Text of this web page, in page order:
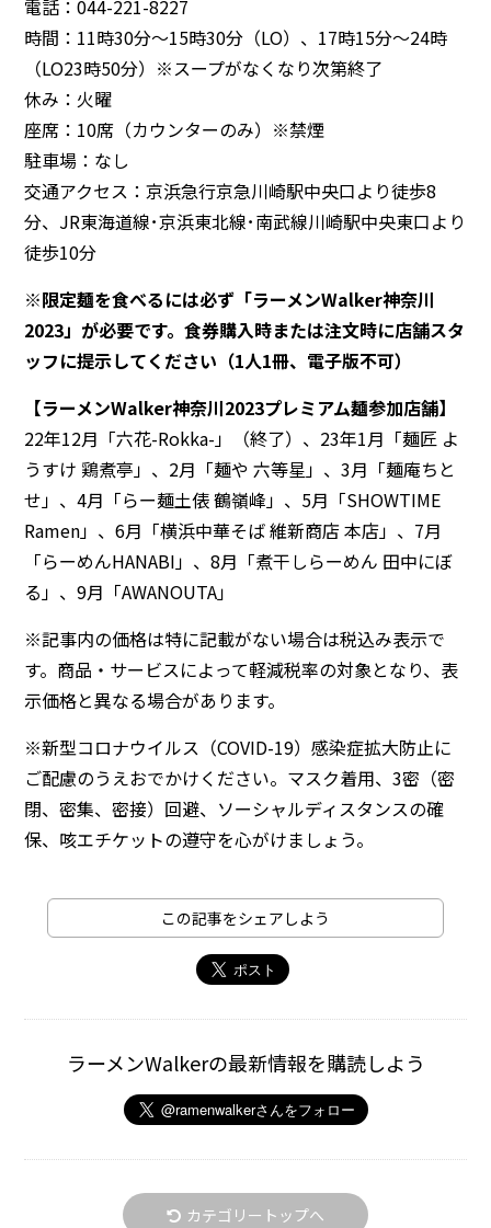
電話：044-221-8227
時間：11時30分～15時30分（LO）、17時15分～24時
（LO23時50分）※スープがなくなり次第終了
休み：火曜
座席：10席（カウンターのみ）※禁煙
駐車場：なし
交通アクセス：京浜急行京急川崎駅中央口より徒歩8
分、JR東海道線･京浜東北線･南武線川崎駅中央東口より
徒歩10分
※限定麺を食べるには必ず「ラーメンWalker神奈川
2023」が必要です。食券購入時または注文時に店舗スタ
ッフに提示してください（1人1冊、電子版不可）
【ラーメンWalker神奈川2023プレミアム麺参加店舗】
22年12月「六花-Rokka-」（終了）、23年1月「麺匠 よ
うすけ 鶏煮亭」、2月「麺や 六等星」、3月「麺庵ちと
せ」、4月「らー麺土俵 鶴嶺峰」、5月「SHOWTIME
Ramen」、6月「横浜中華そば 維新商店 本店」、7月
「らーめんHANABI」、8月「煮干しらーめん 田中にぼ
る」、9月「AWANOUTA」
※記事内の価格は特に記載がない場合は税込み表示で
す。商品・サービスによって軽減税率の対象となり、表
示価格と異なる場合があります。
※新型コロナウイルス（COVID-19）感染症拡大防止に
ご配慮のうえおでかけください。マスク着用、3密（密
閉、密集、密接）回避、ソーシャルディスタンスの確
保、咳エチケットの遵守を心がけましょう。
この記事をシェアしよう
ラーメンWalkerの最新情報を購読しよう
カテゴリートップへ